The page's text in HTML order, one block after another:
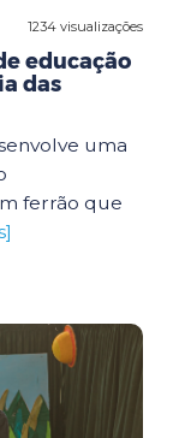
1234 visualizações
educação
das
uma
ferrão que